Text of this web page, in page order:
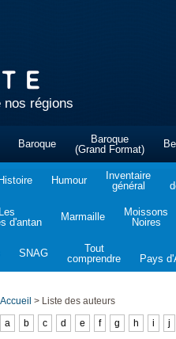
régions
Baroque
Baroque
(Grand Format)
Histoire Humour
Inventaire
général
Les
d'antan
Marmaille
Moissons
Noires
SNAG
Tout
comprendre
Pays
Accueil > Liste des auteurs
a
b c d e f g h i j